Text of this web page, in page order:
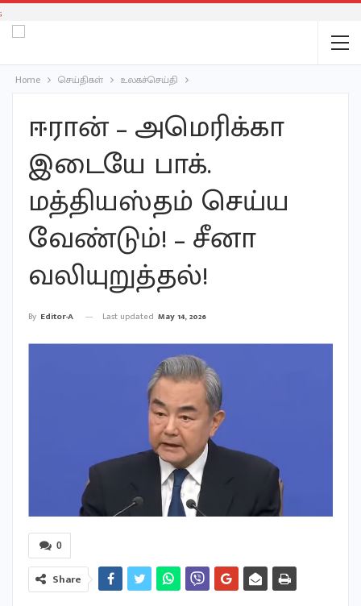
;
Home செய்திகள் உலகச்செய்தி
ஈரான் – அமெரிக்கா
இடையே பாக்.
மத்தியஸ்தம் செய்ய
வேண்டும்! – சீனா
வலியுறுத்தல்!
By Editor-A Last updated May 14, 2026
0
Share